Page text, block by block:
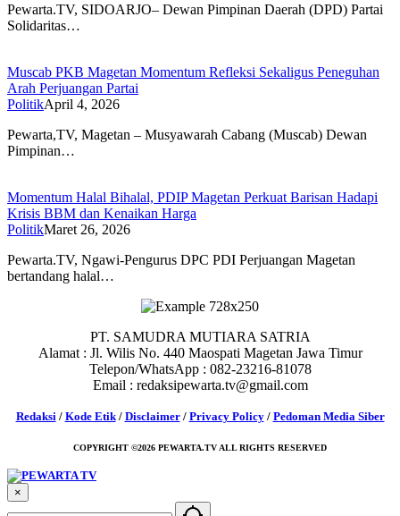
Pewarta.TV, SIDOARJO– Dewan Pimpinan Daerah (DPD) Partai
Solidaritas…
Muscab PKB Magetan Momentum Refleksi Sekaligus Peneguhan
Arah Perjuangan Partai
PolitikApril 4, 2026
Pewarta,TV, Magetan – Musyawarah Cabang (Muscab) Dewan
Pimpinan…
Momentum Halal Bihalal, PDIP Magetan Perkuat Barisan Hadapi
Krisis BBM dan Kenaikan Harga
PolitikMaret 26, 2026
Pewarta.TV, Ngawi-Pengurus DPC PDI Perjuangan Magetan
bertandang halal…
PT. SAMUDRA MUTIARA SATRIA
Alamat : Jl. Wilis No. 440 Maospati Magetan Jawa Timur
Telepon/WhatsApp : 082-23216-81078
Email : redaksipewarta.tv@gmail.com
Redaksi / Kode Etik/ Disclaimer/ Privacy Policy/ Pedoman Media Siber
COPYRIGHT ©2026 PEWARTA.TV ALL RIGHTS RESERVED
×